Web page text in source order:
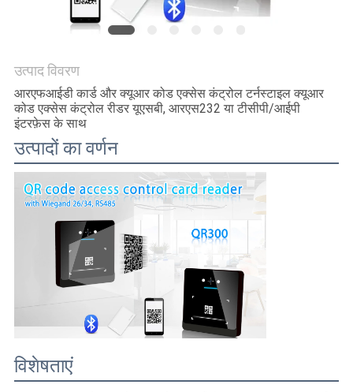
उत्पाद विवरण
आरएफआईडी कार्ड और क्यूआर कोड एक्सेस कंट्रोल टर्नस्टाइल क्यूआर
कोड एक्सेस कंट्रोल रीडर यूएसबी, आरएस232 या टीसीपी/आईपी
इंटरफ़ेस के साथ
उत्पादों का वर्णन
विशेषताएं